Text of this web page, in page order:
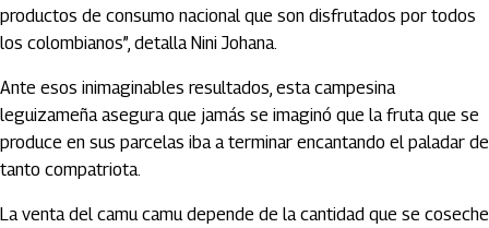
productos de consumo nacional que son disfrutados por todos
los colombianos”, detalla Nini Johana.
Ante esos inimaginables resultados, esta campesina
leguizameña asegura que jamás se imaginó que la fruta que se
produce en sus parcelas iba a terminar encantando el paladar de
tanto compatriota.
La venta del camu camu depende de la cantidad que se coseche